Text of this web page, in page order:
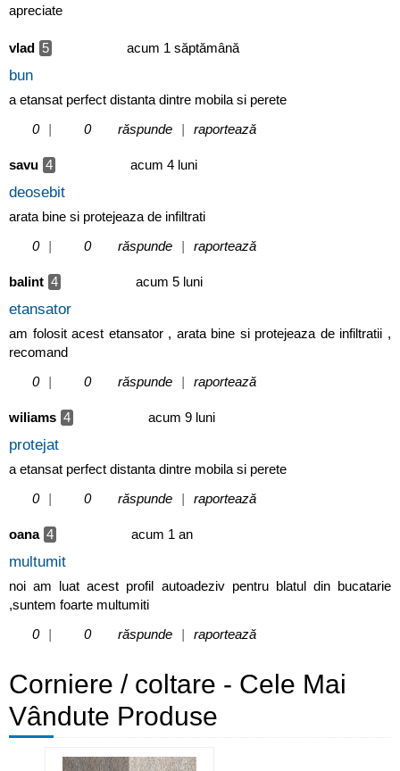
apreciate
vlad 5 acum 1 săptămână
bun
a etansat perfect distanta dintre mobila si perete
0
| 0 răspunde | raportează
savu 4 acum 4 luni
deosebit
arata bine si protejeaza de infiltrati
0
| 0 răspunde | raportează
balint 4 acum 5 luni
etansator
am folosit acest etansator , arata bine si protejeaza de infiltratii ,
recomand
0
| 0 răspunde | raportează
wiliams 4 acum 9 luni
protejat
a etansat perfect distanta dintre mobila si perete
0
| 0 răspunde | raportează
oana 4 acum 1 an
multumit
noi am luat acest profil autoadeziv pentru blatul din bucatarie
,suntem foarte multumiti
0
| 0 răspunde | raportează
Corniere / coltare - Cele Mai
Vândute Produse